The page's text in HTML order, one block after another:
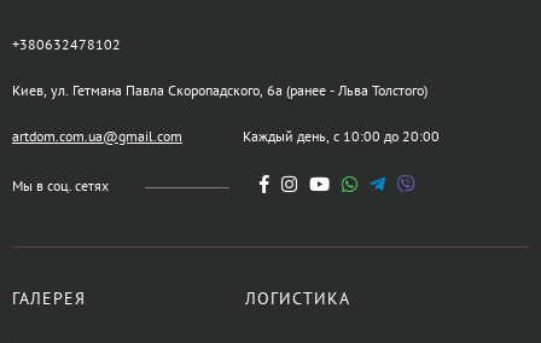
+380632478102
Киев, ул. Гетмана Павла Скоропадского, 6а (ранее - Льва Толстого)
artdom.com.ua@gmail.com Каждый день, с 10:00 до 20:00
Мы в соц. сетях
ГАЛЕРЕЯ ЛОГИСТИКА